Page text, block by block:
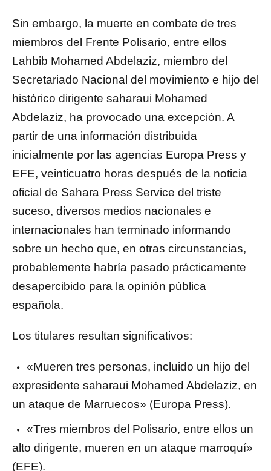
Sin embargo, la muerte en combate de tres
miembros del Frente Polisario, entre ellos
Lahbib Mohamed Abdelaziz, miembro del
Secretariado Nacional del movimiento e hijo del
histórico dirigente saharaui Mohamed
Abdelaziz, ha provocado una excepción. A
partir de una información distribuida
inicialmente por las agencias Europa Press y
EFE, veinticuatro horas después de la noticia
oficial de Sahara Press Service del triste
suceso, diversos medios nacionales e
internacionales han terminado informando
sobre un hecho que, en otras circunstancias,
probablemente habría pasado prácticamente
desapercibido para la opinión pública
española.
Los titulares resultan significativos:
«Mueren tres personas, incluido un hijo del
expresidente saharaui Mohamed Abdelaziz, en
un ataque de Marruecos» (Europa Press).
«Tres miembros del Polisario, entre ellos un
alto dirigente, mueren en un ataque marroquí»
(EFE).